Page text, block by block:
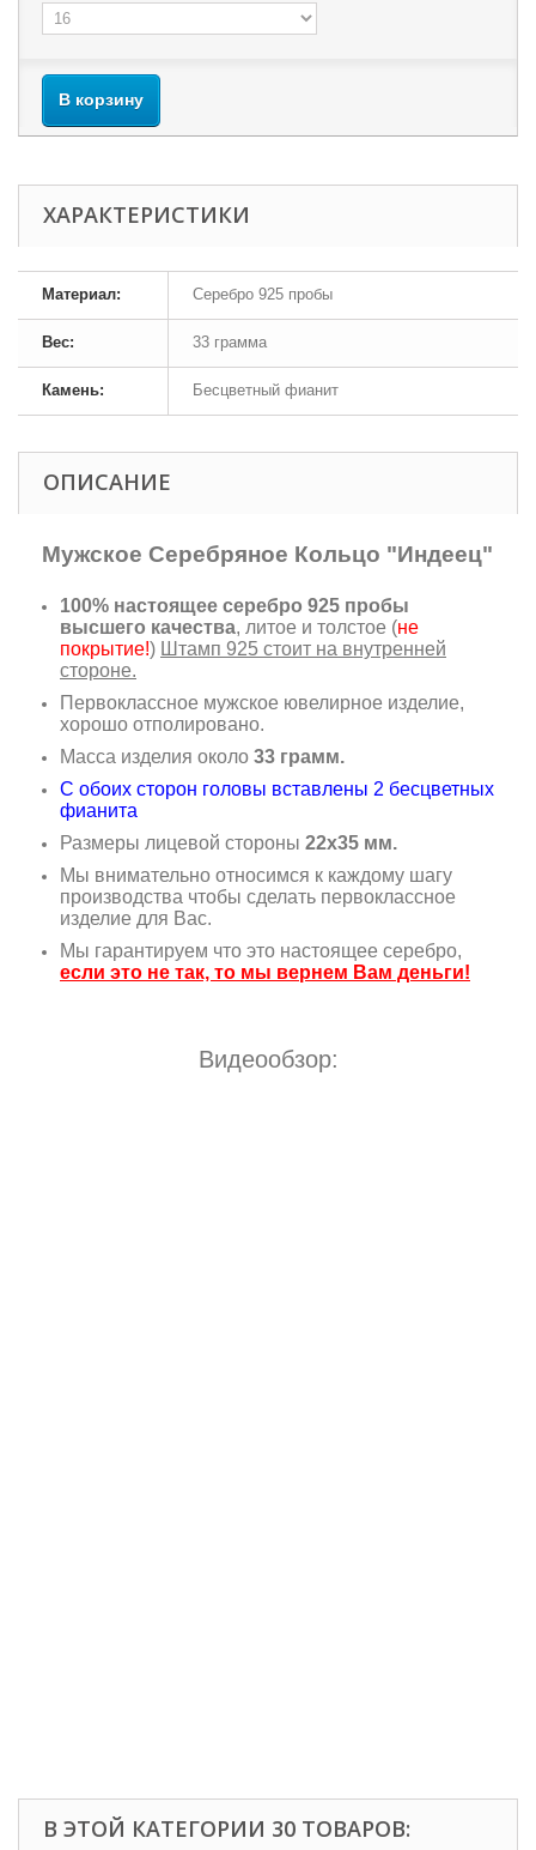
В корзину
ХАРАКТЕРИСТИКИ
Материал: Серебро 925 пробы
Вес: 33 грамма
Камень: Бесцветный фианит
ОПИСАНИЕ
Мужское Серебряное Кольцо "Индеец"
100% настоящее серебро 925 пробы
высшего качества, литое и толстое (не
покрытие!) Штамп 925 стоит на внутренней
стороне.
Первоклассное мужское ювелирное изделие,
хорошо отполировано.
Масса изделия около 33 грамм.
С обоих сторон головы вставлены 2 бесцветных
фианита
Размеры лицевой стороны 22х35 мм.
Мы внимательно относимся к каждому шагу
производства чтобы сделать первоклассное
изделие для Вас.
Мы гарантируем что это настоящее серебро,
если это не так, то мы вернем Вам деньги!
Видеообзор:
В ЭТОЙ КАТЕГОРИИ 30 ТОВАРОВ: